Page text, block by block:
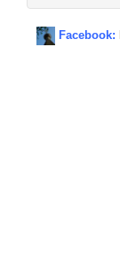
Facebook: